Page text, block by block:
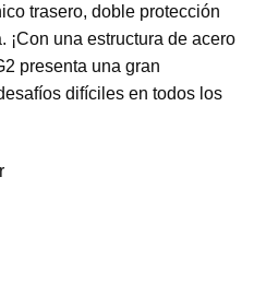
trasero, doble protección
¡Con una estructura de acero
presenta una gran
difíciles en todos los